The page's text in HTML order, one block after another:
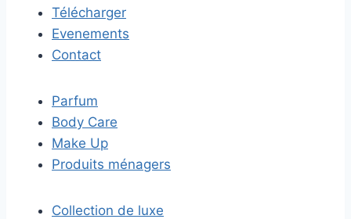
Télécharger
Evenements
Contact
Parfum
Body Care
Make Up
Produits ménagers
Collection de luxe